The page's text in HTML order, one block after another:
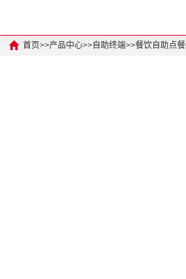
首页>>产品中心>>自助终端>>餐饮自助点